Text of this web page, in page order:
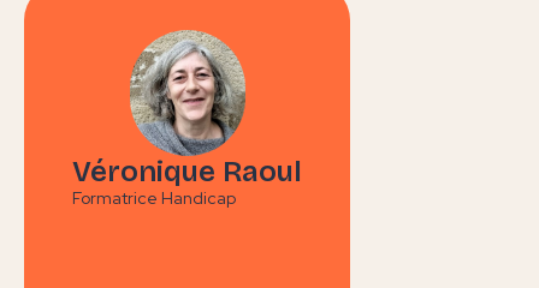
Véronique Raoul
Formatrice Handicap